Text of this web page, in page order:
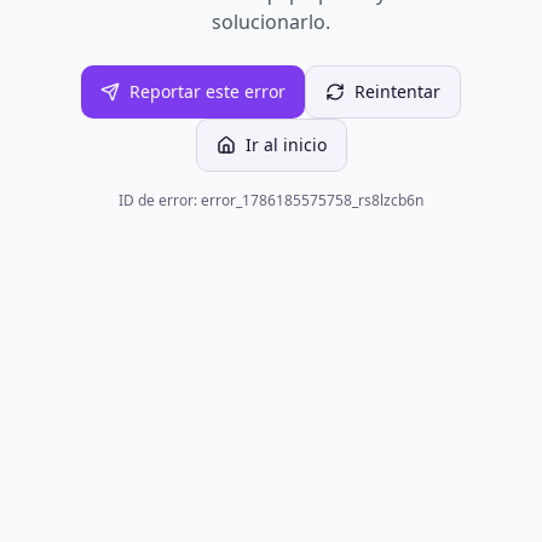
solucionarlo.
Reportar este error Reintentar
Ir al inicio
ID de error: error_1786185575758_rs8lzcb6n